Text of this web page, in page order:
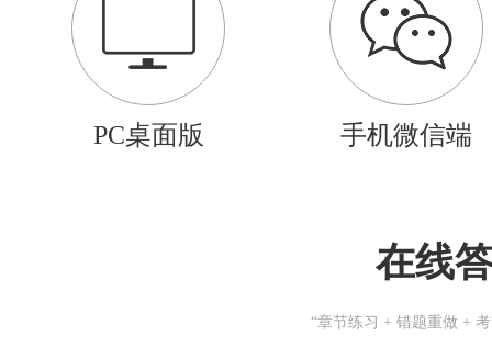
PC桌面版 手机微信端
在线
“章节练习 + 错题重做 +